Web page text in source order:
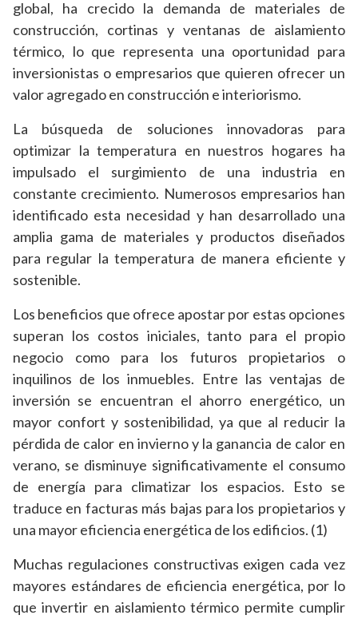
global, ha crecido la demanda de materiales de
construcción, cortinas y ventanas de aislamiento
térmico, lo que representa una oportunidad para
inversionistas o empresarios que quieren ofrecer un
valor agregado en construcción e interiorismo.
La búsqueda de soluciones innovadoras para
optimizar la temperatura en nuestros hogares ha
impulsado el surgimiento de una industria en
constante crecimiento. Numerosos empresarios han
identificado esta necesidad y han desarrollado una
amplia gama de materiales y productos diseñados
para regular la temperatura de manera eficiente y
sostenible.
Los beneficios que ofrece apostar por estas opciones
superan los costos iniciales, tanto para el propio
negocio como para los futuros propietarios o
inquilinos de los inmuebles. Entre las ventajas de
inversión se encuentran el ahorro energético, un
mayor confort y sostenibilidad, ya que al reducir la
pérdida de calor en invierno y la ganancia de calor en
verano, se disminuye significativamente el consumo
de energía para climatizar los espacios. Esto se
traduce en facturas más bajas para los propietarios y
una mayor eficiencia energética de los edificios. (1)
Muchas regulaciones constructivas exigen cada vez
mayores estándares de eficiencia energética, por lo
que invertir en aislamiento térmico permite cumplir